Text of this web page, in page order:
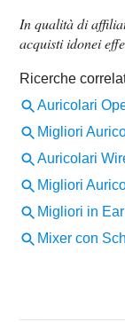
In qualità di
acquisti idonei